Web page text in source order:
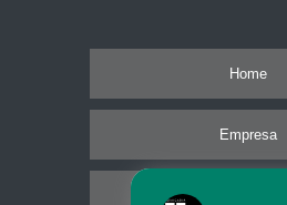
Home
Empresa